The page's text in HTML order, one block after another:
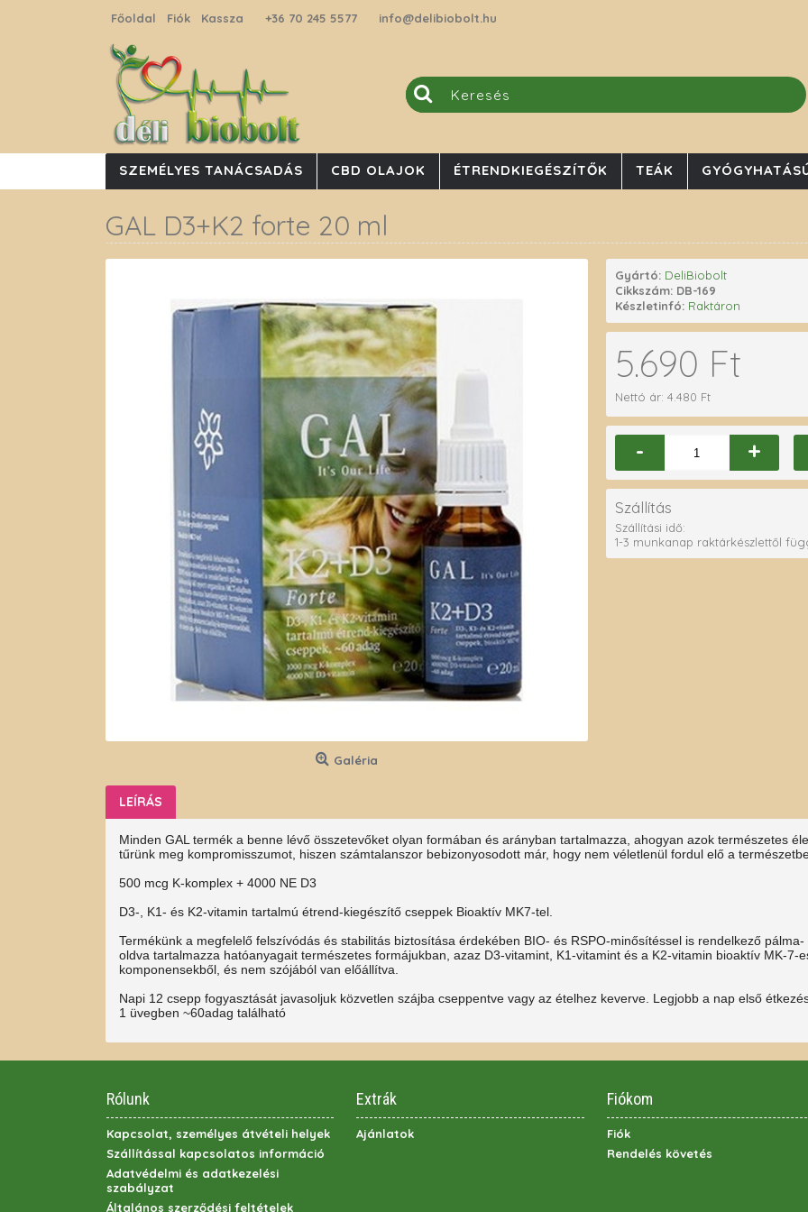
Főoldal Fiók Kassza +36 70 245 5577 info@delibiobolt.hu
SZEMÉLYES TANÁCSADÁS CBD OLAJOK ÉTRENDKIEGÉSZÍTŐK TEÁK
GAL D3+K2 forte 20 ml
Galéria
Gyártó: DeliBiobolt
Cikkszám: DB-169
Készletinfó: Raktáron
5.690 Ft
Nettó ár: 4.480 Ft
- +
Szállítás
Szállítási idő:
1-3 munkanap raktárkészlettől
LEÍRÁS
Minden GAL termék a benne lévő összetevőket olyan formában és arányban tartalmazza, ahogyan azok természetes
tűrünk meg kompromisszumot, hiszen számtalanszor bebizonyosodott már, hogy nem véletlenül fordul elő a
500 mcg K-komplex + 4000 NE D3
D3-, K1- és K2-vitamin tartalmú étrend-kiegészítő cseppek Bioaktív MK7-tel.
Termékünk a megfelelő felszívódás és stabilitás biztosítása érdekében BIO- és RSPO-minősítéssel is rendelkező
oldva tartalmazza hatóanyagait természetes formájukban, azaz D3-vitamint, K1-vitamint és a K2-vitamin bioaktív MK-7-
komponensekből, és nem szójából van előállítva.
Napi 12 csepp fogyasztását javasoljuk közvetlen szájba cseppentve vagy az ételhez keverve. Legjobb a nap első
1 üvegben ~60adag található
Rólunk
Kapcsolat, személyes átvételi helyek
Szállítással kapcsolatos információ
Adatvédelmi és adatkezelési
szabályzat
Általános szerződési feltételek
Extrák
Ajánlatok
Fiókom
Fiók
Rendelés követés